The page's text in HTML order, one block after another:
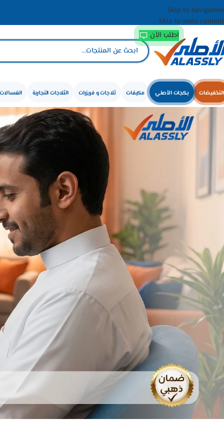
Skip to navigation
Skip to main content
اطلب الأن
التخفيضات بكجات الأصلي مكيفات ثلاجات و فريزرات الثلاجات التجارية